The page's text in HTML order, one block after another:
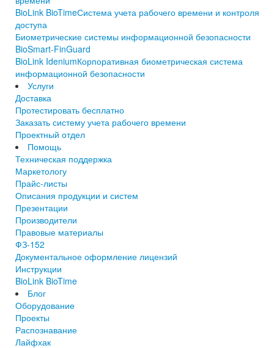
BioLink BioTimeСистема учета рабочего времени и контроля
доступа
Биометрические системы информационной безопасности
BioSmart-FinGuard
BioLink IdeniumКорпоративная биометрическая система
информационной безопасности
Услуги
Доставка
Протестировать бесплатно
Заказать систему учета рабочего времени
Проектный отдел
Помощь
Техническая поддержка
Маркетологу
Прайс-листы
Описания продукции и систем
Презентации
Производители
Правовые материалы
ФЗ-152
Документальное оформление лицензий
Инструкции
BioLink BioTime
Блог
Оборудование
Проекты
Распознавание
Лайфхак